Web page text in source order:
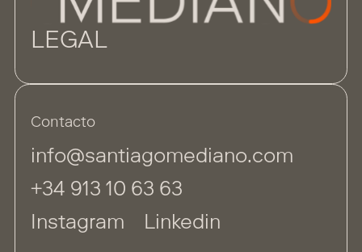
Contacto
info@santiagomediano.com
+34 913 10 63 63
Instagram
Linkedin
LEGAL